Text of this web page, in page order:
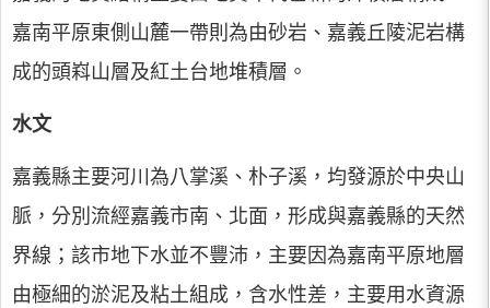
嘉南平原東側山麓一帶則為由砂岩、嘉義丘陵泥岩構
成的頭嵙山層及紅土台地堆積層。
水文
嘉義縣主要河川為八掌溪、朴子溪，均發源於中央山
脈，分別流經嘉義市南、北面，形成與嘉義縣的天然
界線；該市地下水並不豐沛，主要因為嘉南平原地層
由極細的淤泥及粘土組成，含水性差，主要用水資源